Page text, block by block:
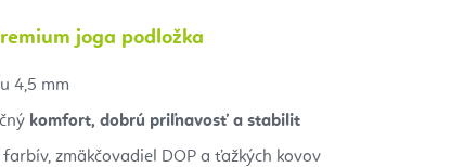
joga podložka
4,5 mm
komfort, dobrú priľnavosť a stabilit
zmäkčovadiel DOP a ťažkých kovov